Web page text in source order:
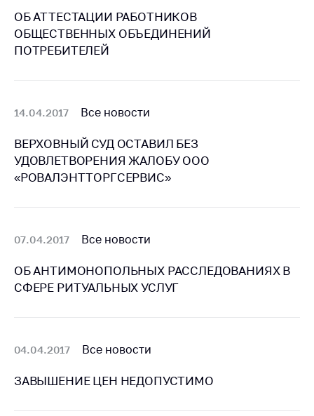
Пресс-служба
Вышестоящий
Важное на сайте
Сообщить о росте
цен
Ценообразование
назначения и
технику
Решение Комиссии
нарушения
законодательства
ОБ АТТЕСТАЦИИ РАБОТНИКОВ
ОБЩЕСТВЕННЫХ ОБЪЕДИНЕНИЙ
ПОТРЕБИТЕЛЕЙ
14.04.2017 Все новости
ВЕРХОВНЫЙ СУД ОСТАВИЛ БЕЗ
УДОВЛЕТВОРЕНИЯ ЖАЛОБУ ООО
«РОВАЛЭНТТОРГСЕРВИС»
07.04.2017 Все новости
ОБ АНТИМОНОПОЛЬНЫХ РАССЛЕДОВАНИЯХ В
СФЕРЕ РИТУАЛЬНЫХ УСЛУГ
04.04.2017 Все новости
ЗАВЫШЕНИЕ ЦЕН НЕДОПУСТИМО